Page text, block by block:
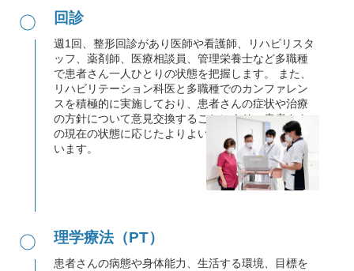
● 回診
週1回、整形回診があり医師や看護師、リハビリスタ
ッフ、薬剤師、医療相談員、管理栄養士など多職種
で患者さん一人ひとりの状態を把握します。 また、
リハビリテーション科医と多職種でのカンファレン
スを積極的に実施しており、患者さんの症状や治療
の方針について意見交換することにより、患者さん
の現在の状態に応じたよりよい治療・リハビリを行
います。
● 理学療法（PT）
患者さんの病態や身体能力、生活する環境、目標を